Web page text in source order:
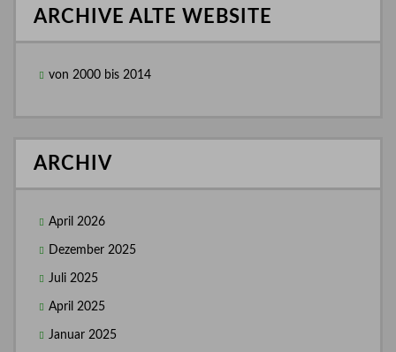
ARCHIVE ALTE WEBSITE
von 2000 bis 2014
ARCHIV
April 2026
Dezember 2025
Juli 2025
April 2025
Januar 2025